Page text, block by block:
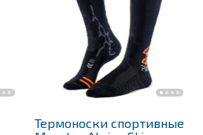
Термоноски спортивные